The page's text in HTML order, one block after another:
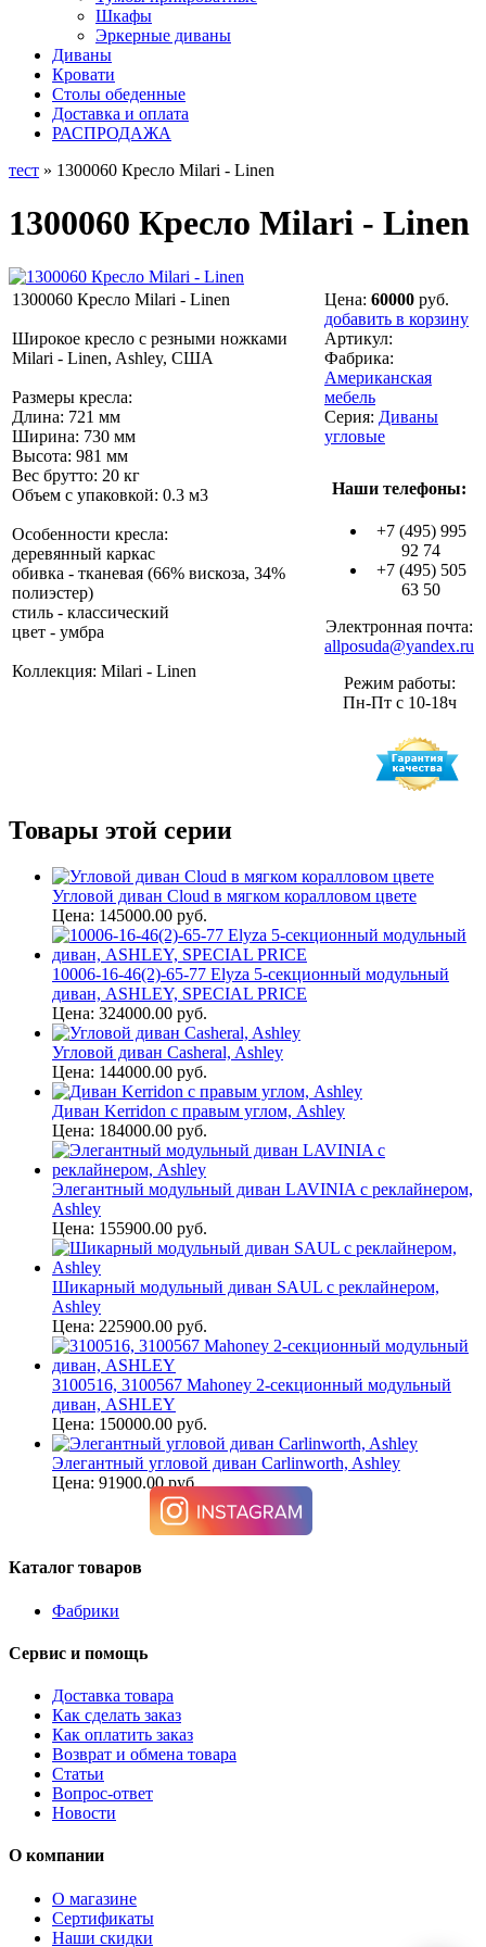
Шкафы
Эркерные диваны
Диваны
Кровати
Столы обеденные
Доставка и оплата
РАСПРОДАЖА
тест » 1300060 Кресло Milari - Linen
1300060 Кресло Milari - Linen
1300060 Кресло Milari - Linen
Широкое кресло с резными ножками
Milari - Linen, Ashley, США
Размеры кресла:
Длина: 721 мм
Ширина: 730 мм
Высота: 981 мм
Вес брутто: 20 кг
Объем с упаковкой: 0.3 м3
Особенности кресла:
деревянный каркас
обивка - тканевая (66% вискоза, 34%
полиэстер)
стиль - классический
цвет - умбра
Коллекция: Milari - Linen
Цена: 60000 руб.
добавить в корзину
Артикул:
Фабрика:
Американская
мебель
Серия: Диваны
угловые
Наши телефоны:
+7 (495) 995
92 74
+7 (495) 505
63 50
Электронная почта:
allposuda@yandex.ru
Режим работы:
Пн-Пт с 10-18ч
Товары этой серии
Угловой диван Cloud в мягком коралловом цвете
Цена: 145000.00 руб.
10006-16-46(2)-65-77 Elyza 5-секционный модульный
диван, ASHLEY, SPECIAL PRICE
Цена: 324000.00 руб.
Угловой диван Casheral, Ashley
Цена: 144000.00 руб.
Диван Kerridon с правым углом, Ashley
Цена: 184000.00 руб.
Элегантный модульный диван LAVINIA с реклайнером,
Ashley
Цена: 155900.00 руб.
Шикарный модульный диван SAUL с реклайнером,
Ashley
Цена: 225900.00 руб.
3100516, 3100567 Mahoney 2-секционный модульный
диван, ASHLEY
Цена: 150000.00 руб.
Элегантный угловой диван Carlinworth, Ashley
Цена: 91900.00 руб.
Каталог товаров
Фабрики
Сервис и помощь
Доставка товара
Как сделать заказ
Как оплатить заказ
Возврат и обмена товара
Статьи
Вопрос-ответ
Новости
О компании
О магазине
Сертификаты
Наши скидки